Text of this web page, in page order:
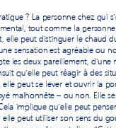
? La personne chez qui
tout comme la personne
ell e peut distinguer le chaud
sensation est agréable ou n
les deux pareillement, d’une
qu’elle peut réagir à des
elle peut se lever et ouvrir la
malhonnête – ou non. Elle
implique qu’elle peut
peut utiliser son sens du